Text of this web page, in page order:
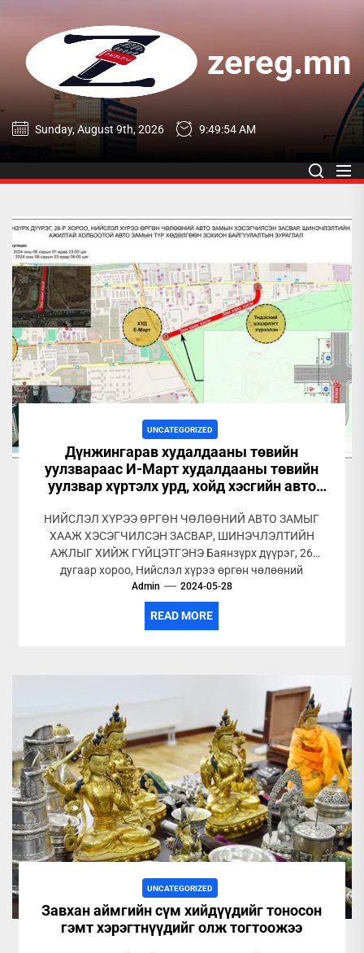
content
zereg.mn
zereg.mn
Sunday, August 9th, 2026 9:49:55 AM
UNCATEGORIZED
Дүнжингарав худалдааны төвийн
уулзвараас И-Март худалдааны төвийн
уулзвар хүртэлх урд, хойд хэсгийн авто
НИЙСЛЭЛ ХҮРЭЭ ӨРГӨН ЧӨЛӨӨНИЙ АВТО ЗАМЫГ
ХААЖ ХЭСЭГЧИЛСЭН ЗАСВАР, ШИНЭЧЛЭЛТИЙН
АЖЛЫГ ХИЙЖ ГҮЙЦЭТГЭНЭ Баянзүрх дүүрэг, 26
дугаар хороо, Нийслэл хүрээ өргөн чөлөөний
хэсэгчилсэн засвар, шинэчлэлтийн...
Admin 2024-05-28
READ MORE
UNCATEGORIZED
Завхан аймгийн сүм хийдүүдийг тоносон
гэмт хэрэгтнүүдийг олж тогтоожээ